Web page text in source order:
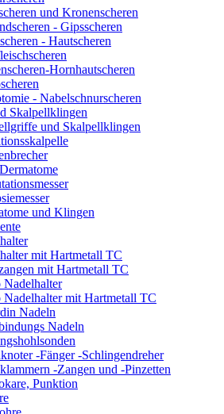
und Kronenscheren
- Gipsscheren
- Hautscheren
Hornhautscheren
- Nabelschnurscheren
Skalpellklingen
und Skalpellklingen
und Klingen
mit Hartmetall TC
mit Hartmetall TC
mit Hartmetall TC
Nadeln
Nadeln
-Fänger -Schlingendreher
-Zangen und -Pinzetten
Punktion